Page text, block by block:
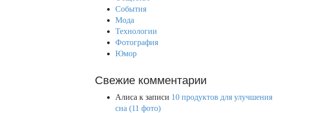
События
Мода
Технологии
Фотография
Юмор
Свежие комментарии
Алиса к записи 10 продуктов для улучшения
сна (11 фото)